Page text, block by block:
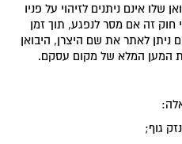
שלו אינם ניתנים לזיהוי על פניו
חוק זה אם מסר לנפגע, תוך זמן
ניתן לאתר את שם היצרן, היבואן
המען המלא של מקום עסקם.